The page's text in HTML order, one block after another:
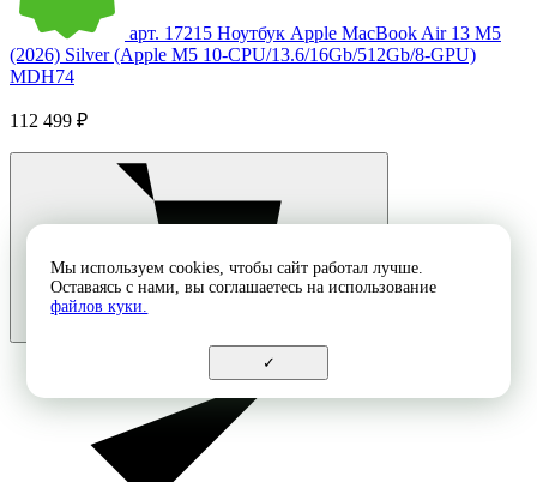
арт. 17215 Ноутбук Apple MacBook Air 13 M5
(2026) Silver (Apple M5 10-CPU/13.6/16Gb/512Gb/8-GPU)
MDH74
112 499 ₽
Мы используем cookies, чтобы сайт работал лучше.
Оставаясь с нами, вы соглашаетесь на использование
файлов куки.
✓